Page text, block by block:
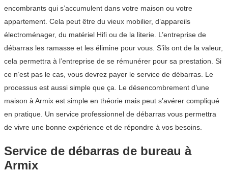
encombrants qui s’accumulent dans votre maison ou votre
appartement. Cela peut être du vieux mobilier, d’appareils
électroménager, du matériel Hifi ou de la literie. L’entreprise de
débarras les ramasse et les élimine pour vous. S’ils ont de la valeur,
cela permettra à l’entreprise de se rémunérer pour sa prestation. Si
ce n’est pas le cas, vous devrez payer le service de débarras. Le
processus est aussi simple que ça. Le désencombrement d’une
maison à Armix est simple en théorie mais peut s’avérer compliqué
en pratique. Un service professionnel de débarras vous permettra
de vivre une bonne expérience et de répondre à vos besoins.
Service de débarras de bureau à
Armix